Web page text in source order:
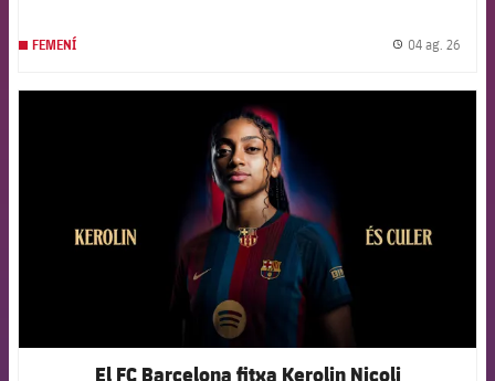
FEMENÍ 04 ag. 26
El FC Barcelona fitxa Kerolin Nicoli